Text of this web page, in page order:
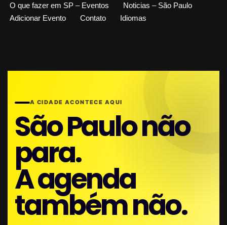
O que fazer em SP – Eventos
Noticias – São Paulo
Adicionar Evento
Contato Idiomas
A CIDADE ACONTECE AQUI
São Paulo não
para.
A agenda
também não.